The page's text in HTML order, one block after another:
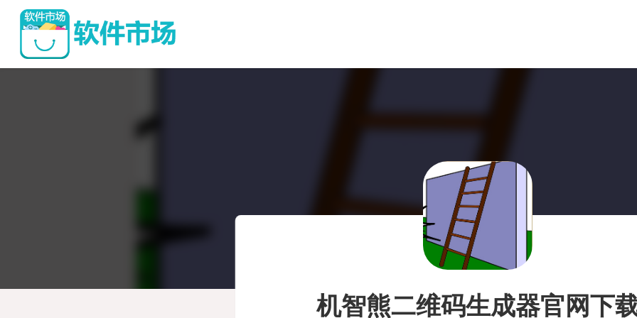
机智熊二维码生成器官网下